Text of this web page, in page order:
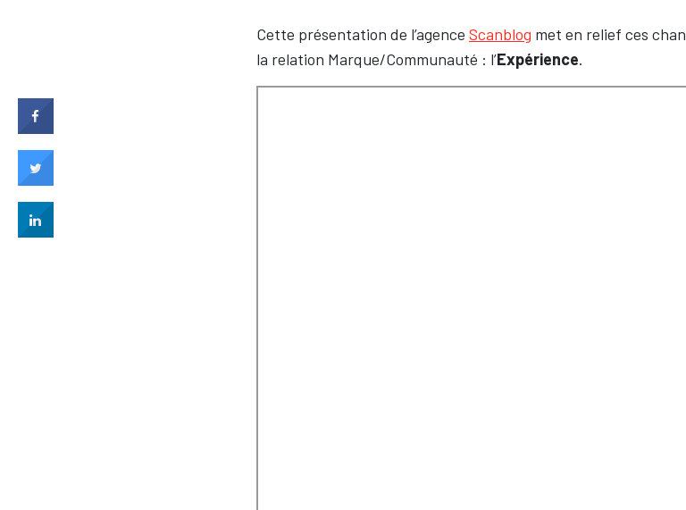
Cette présentation de l’agence Scanblog met en relief ces
la relation Marque/Communauté : l’Expérience.